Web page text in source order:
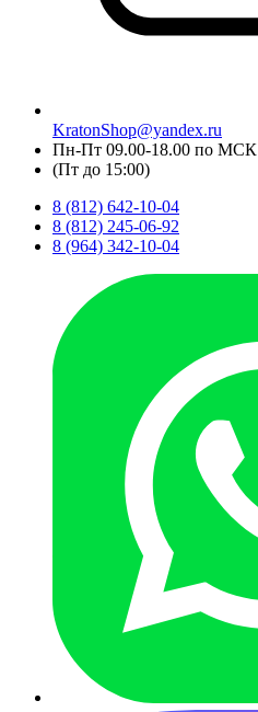
KratonShop@yandex.ru
Пн-Пт 09.00-18.00 по МСК
(Пт до 15:00)
8 (812) 642-10-04
8 (812) 245-06-92
8 (964) 342-10-04